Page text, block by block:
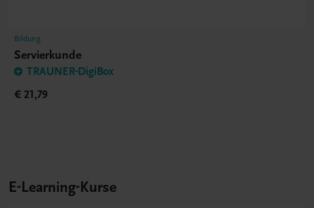
Bildung
Servierkunde
TRAUNER-DigiBox
€ 21,79
E-Learning-Kurse